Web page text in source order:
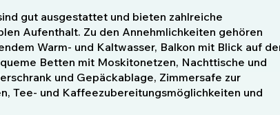
gut ausgestattet und bieten zahlreiche
Aufenthalt. Zu den Annehmlichkeiten gehören
Warm- und Kaltwasser, Balkon mit Blick auf
Betten mit Moskitonetzen, Nachttische und
und Gepäckablage, Zimmersafe zur
Tee- und Kaffeezubereitungsmöglichkeiten und